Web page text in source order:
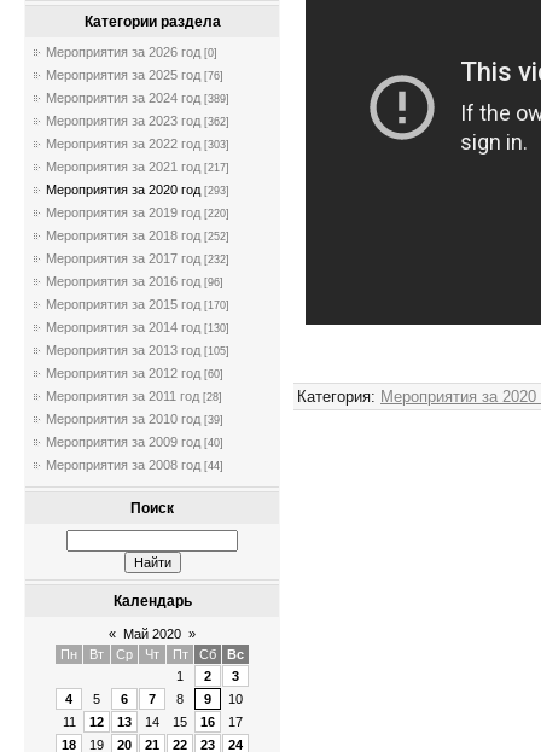
Категории раздела
Мероприятия за 2026 год [0]
Мероприятия за 2025 год [76]
Мероприятия за 2024 год [389]
Мероприятия за 2023 год [362]
Мероприятия за 2022 год [303]
Мероприятия за 2021 год [217]
Мероприятия за 2020 год [293]
Мероприятия за 2019 год [220]
Мероприятия за 2018 год [252]
Мероприятия за 2017 год [232]
Мероприятия за 2016 год [96]
Мероприятия за 2015 год [170]
Мероприятия за 2014 год [130]
Мероприятия за 2013 год [105]
Мероприятия за 2012 год [60]
Мероприятия за 2011 год [28]
Мероприятия за 2010 год [39]
Мероприятия за 2009 год [40]
Мероприятия за 2008 год [44]
Поиск
Календарь
« Май 2020 »
Пн
Вт Ср Чт Пт Сб
Вс
1
2
3
4
5 6 7 8 9
10
11
12 13 14 15 16
17
18
19 20 21 22 23
24
Категория: Мероприятия за 2020